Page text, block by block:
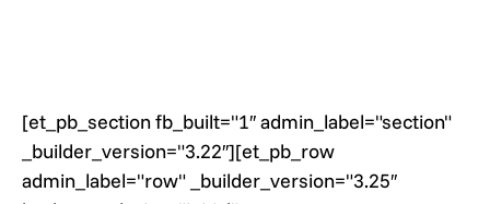
[et_pb_section fb_built="1″ admin_label="section"
_builder_version="3.22″][et_pb_row
admin_label="row" _builder_version="3.25″